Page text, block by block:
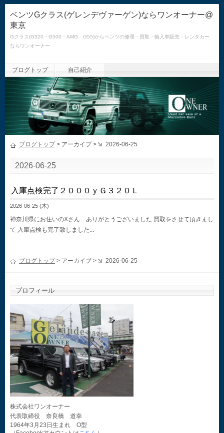
ベンツGクラス(ゲレンデヴァーゲン)ならワンオーナー@
東京
Gクラス(G320・G500・AMG G55)からベンツの修理・買取・輸入車販売・レンタカー
ならワンオーナー
ブログトップ 自己紹介
ブログトップ> アーカイブ > 2026-06-25
2026-06-25
入庫点検完了２０００ｙＧ３２０Ｌ
2026-06-25 (木)
神奈川県にお住いのXさん ありがとうございました 買取をさせて頂きまし
て 入庫点検も完了致しました...
ブログトップ> アーカイブ > 2026-06-25
プロフィール
株式会社ワンオーナー
代表取締役 奈良橋 道幸
1964年3月23日生まれ O型